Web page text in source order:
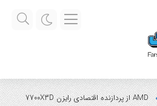
AMD از پردازنده اقتصادی رایزن 7700X3D